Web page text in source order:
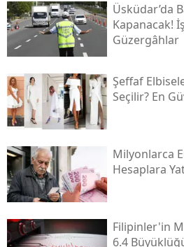
Üsküdar’da
Kapanacak!
Güzergâhlar
Şeffaf
Seçilir? En
Milyonlarca
Hesaplara
Filipinler'in
6.4